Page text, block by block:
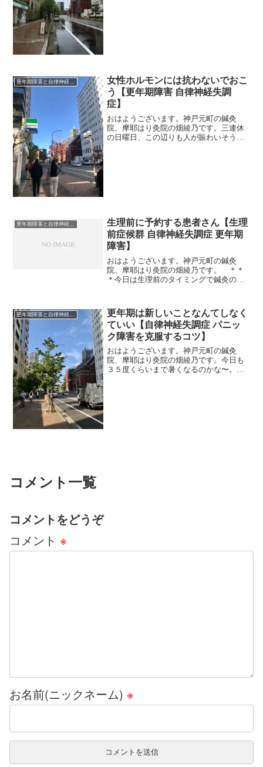
更年期障害と自律神経失調症
女性ホルモンには抗わないでおこ
う【更年期障害 自律神経失調
症】
おはようございます。神戸元町の鍼灸
院、摩耶はり灸院の畑綾乃です。三連休
の日曜日、この辺りも人が賑わいそうで
更年期障害と自律神経失調症
生理前に予約する患者さん【生理
前症候群 自律神経失調症 更年期
障害】
おはようございます。神戸元町の鍼灸
院、摩耶はり灸院の畑綾乃です。 ＊＊
＊今日は生理前のタイミングで鍼灸のご
女性ホルモンのアップダウンがあるとい
うことですね。血中の２つの...
更年期は新しいことなんてしなく
ていい【自律神経失調症 パニッ
ク障害を克服するコツ】
おはようございます。神戸元町の鍼灸
院、摩耶はり灸院の畑綾乃です。今日も
３５度くらいまで暑くなるのかな〜。
コメント一覧
コメントをどうぞ
コメント ※
お名前(ニックネーム) ※